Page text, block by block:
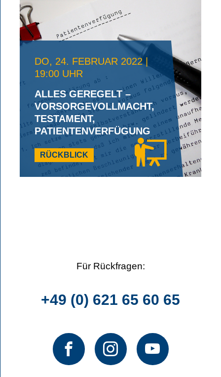
DO, 24. FEBRUAR 2022 |
19:00 UHR
ALLES GEREGELT –
VORSORGEVOLLMACHT,
TESTAMENT,
PATIENTENVERFÜGUNG
RÜCKBLICK
Für Rückfragen:
+49 (0) 621 65 60 65